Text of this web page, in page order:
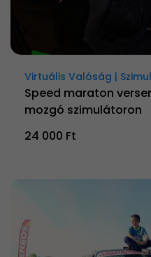
Virtuális Valóság |
Speed maraton
mozgó szimulátoron
24 000 Ft